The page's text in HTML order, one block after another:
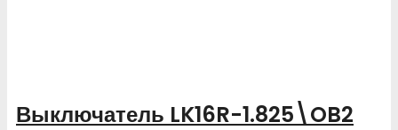
Выключатель LK16R-1.825\OB2